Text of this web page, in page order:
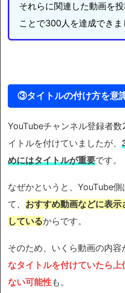
それらに関連した動画を
ことで300人を達成できま
③タイトルの付け方を意
YouTubeチャンネル登録者
イトルを付けていましたが、
めにはタイトルが重要です。
なぜかというと、YouTube
て、 おすすめ動画などに表
しているからです。
そのため、いくら動画の内容
なタイトルを付けていたら
ない可能性も。